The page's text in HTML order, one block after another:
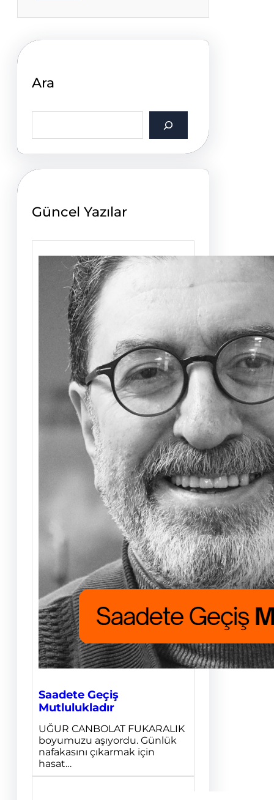
Ara
a
h
Güncel Yazılar
Saadete Geçiş
Mutlulukladır
UĞUR CANBOLAT FUKARALIK
boyumuzu aşıyordu. Günlük
nafakasını çıkarmak için
hasat…